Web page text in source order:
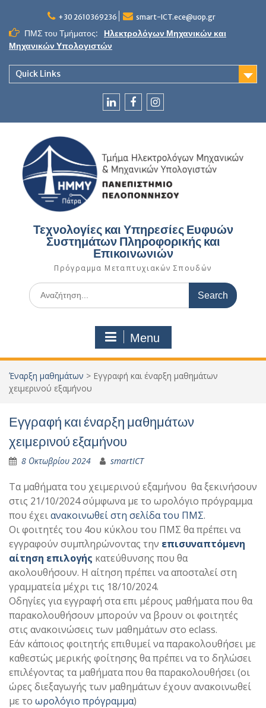
content
+30 2610369236 smart-ICT.ece@uop.gr
ΠΜΣ του Τμήματος:
Ηλεκτρολόγων Μηχανικών και
Μηχανικών Υπολογιστών
Quick Links
Τεχνολογίες και Υπηρεσίες Ευφυών
Συστημάτων Πληροφορικής και
Επικοινωνιών
Πρόγραμμα Μεταπτυχιακών Σπουδών
Search
for:
Menu
Έναρξη μαθημάτων > Εγγραφή και έναρξη μαθημάτων
χειμερινού εξαμήνου
Εγγραφή και έναρξη μαθημάτων
χειμερινού εξαμήνου
8 Οκτωβρίου 2024 smartICT
Τα μαθήματα του χειμερινού εξαμήνου θα ξεκινήσουν
στις 21/10/2024 σύμφωνα με το ωρολόγιο πρόγραμμα
που έχειανακοινωθεί στη σελίδα του ΠΜΣ.
Οι φοιτητές του 4ου κύκλου του ΠΜΣ θα πρέπει να
εγγραφούν συμπληρώνοντας την επισυναπτόμενη
αίτηση επιλογής κατεύθυνσης που θα
ακολουθήσουν. Η αίτηση πρέπει να αποσταλεί στη
γραμματεία μέχρι τις 18/10/2024.
Οδηγίες για εγγραφή στα επι μέρους μαθήματα που θα
παρακολουθήσουν μπορούν να βρουν οι φοιτητές
στις ανακοινώσεις των μαθημάτων στο eclass.
Εάν κάποιος φοιτητής επιθυμεί να παρακολουθήσει με
καθεστώς μερικής φοίτησης θα πρέπει να το δηλώσει
επιλέγοντας τα μαθήματα που θα παρακολουθήσει (οι
ώρες διεξαγωγής των μαθημάτων έχουν ανακοινωθεί
με το ωρολόγιο πρόγραμμα)